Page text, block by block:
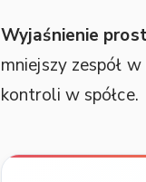
Wyjaśnienie
mniejszy zespół
kontroli w spółce.